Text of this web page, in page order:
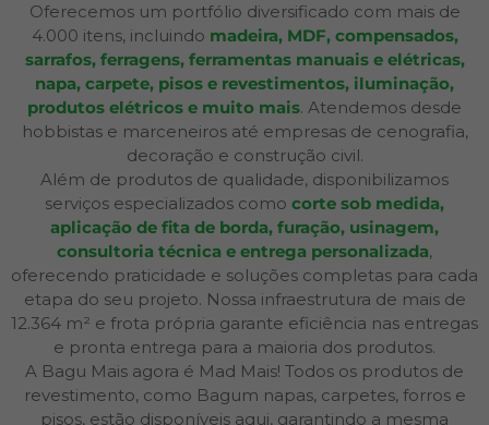
Oferecemos um portfólio diversificado com mais de
4.000 itens, incluindo madeira, MDF, compensados,
sarrafos, ferragens, ferramentas manuais e elétricas,
napa, carpete, pisos e revestimentos, iluminação,
produtos elétricos e muito mais. Atendemos desde
hobbistas e marceneiros até empresas de cenografia,
decoração e construção civil.
Além de produtos de qualidade, disponibilizamos
serviços especializados como corte sob medida,
aplicação de fita de borda, furação, usinagem,
consultoria técnica e entrega personalizada,
oferecendo praticidade e soluções completas para cada
etapa do seu projeto. Nossa infraestrutura de mais de
12.364 m² e frota própria garante eficiência nas entregas
e pronta entrega para a maioria dos produtos.
A Bagu Mais agora é Mad Mais! Todos os produtos de
revestimento, como Bagum napas, carpetes, forros e
pisos, estão disponíveis aqui, garantindo a mesma